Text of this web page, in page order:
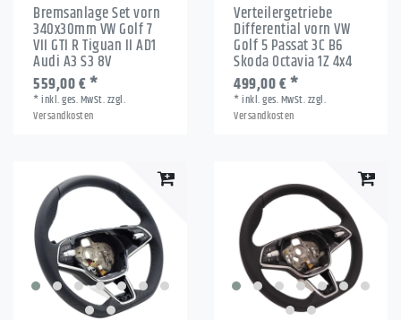
Bremsanlage Set vorn
340x30mm VW Golf 7
VII GTI R Tiguan II AD1
Audi A3 S3 8V
559,00 € *
*inkl. ges. MwSt.zzgl.
Versandkosten
Verteilergetriebe
Differential vorn VW
Golf 5 Passat 3C B6
Skoda Octavia 1Z 4x4
499,00 € *
*inkl. ges. MwSt.zzgl.
Versandkosten